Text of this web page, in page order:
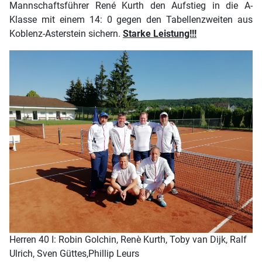
Mannschaftsführer René Kurth den Aufstieg in die A-
Klasse mit einem 14: 0 gegen den Tabellenzweiten aus
Koblenz-Asterstein sichern. Starke Leistung!!!
Herren 40 I: Robin Golchin, Renè Kurth, Toby van Dijk, Ralf
Ulrich, Sven Güttes,Phillip Leurs